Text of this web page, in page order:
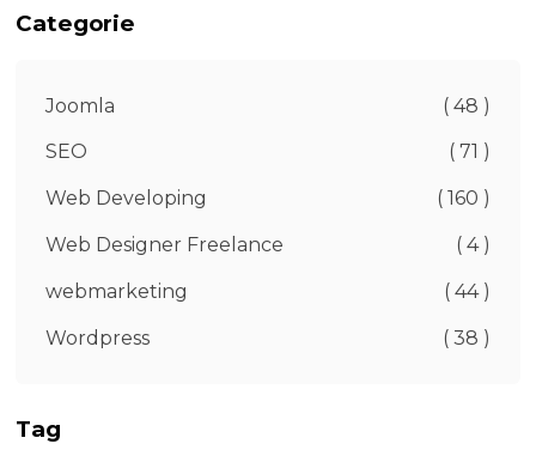
Categorie
Joomla ( 48 )
SEO ( 71 )
Web Developing ( 160 )
Web Designer Freelance ( 4 )
webmarketing ( 44 )
Wordpress ( 38 )
Tag